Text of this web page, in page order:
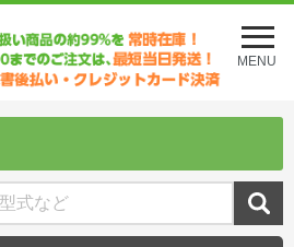
メ
ニ
ュ
を
MENU